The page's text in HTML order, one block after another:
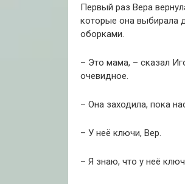
Первый раз Вера
которые она выбирала
оборками.
– Это мама, – сказал
очевидное.
– Она заходила, пока
– У неё ключи, Вер.
– Я знаю, что у неё